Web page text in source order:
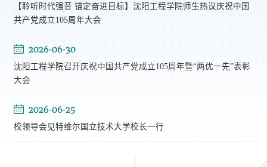
【聆听时代强音 锚定奋进目标】沈阳工程学院师生热议庆祝中国
共产党成立105周年大会
2026-06-30
沈阳工程学院召开庆祝中国共产党成立105周年暨“两优一先”表彰
大会
2026-06-25
校领导会见特维尔国立技术大学校长一行